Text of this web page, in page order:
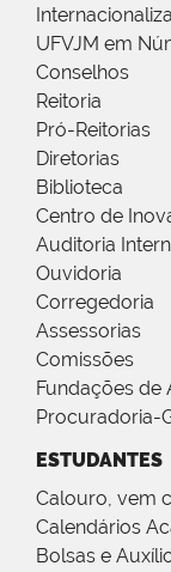
UFVJM em
Conselhos
Reitoria
Pró-Reitorias
Diretorias
Biblioteca
Centro de
Auditoria
Ouvidoria
Corregedoria
Assessorias
Comissões
Fundações de
Procuradoria-
ESTUDANTES
Calouro, vem
Calendários
Bolsas e